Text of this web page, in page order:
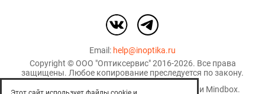
Email: help@inoptika.ru
Copyright ©ООО "Оптиксервис"2016-2026. Все права
защищены. Любое копирование преследуется по закону.
Используются рекомендательные технологии Mindbox.